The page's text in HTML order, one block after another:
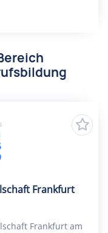
Frankfurt
Frankfurt am